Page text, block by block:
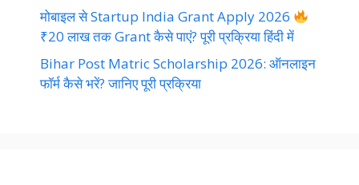
मोबाइल से Startup India Grant Apply 2026
₹20 लाख तक Grant कैसे पाएं? पूरी प्रक्रिया हिंदी में
Bihar Post Matric Scholarship 2026: ऑनलाइन
फॉर्म कैसे भरें? जानिए पूरी प्रक्रिया